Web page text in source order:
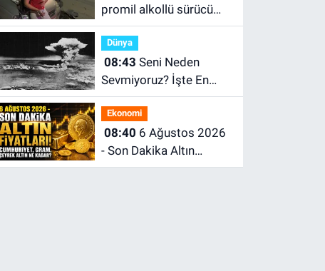
Altın Fiyatları
promil alkollü sürücü
kaza yaptı: “Sanane”
diyerek karşılık verdi
Dünya
08:43
Sevmiyoruz? İşte En
Önemli Sebebi; Atom
Bombası
Ekonomi
08:40
- Son Dakika Altın
Fiyatları! Cumhuriyet,